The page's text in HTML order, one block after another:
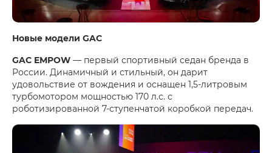
Новые модели GAC
GAC EMPOW — первый спортивный седан бренда в
России. Динамичный и стильный, он дарит
удовольствие от вождения и оснащен 1,5-литровым
турбомотором мощностью 170 л.с. с
роботизированной 7-ступенчатой коробкой передач.